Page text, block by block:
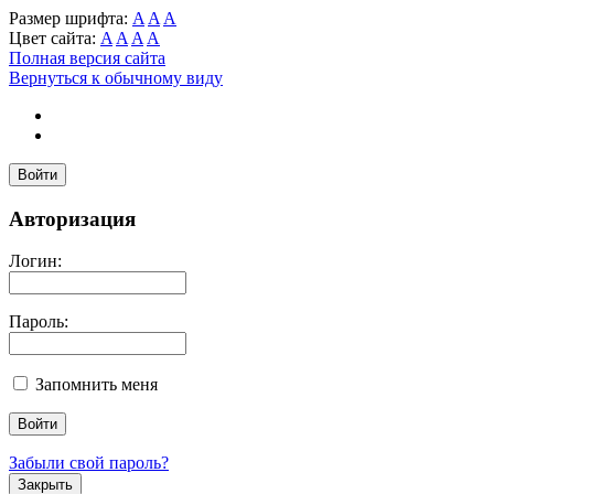
Размер шрифта: A A A
Цвет сайта: A A A A
Полная версия сайта
Вернуться к обычному виду
Войти
Авторизация
Логин:
Пароль:
Запомнить меня
Забыли свой пароль?
Закрыть